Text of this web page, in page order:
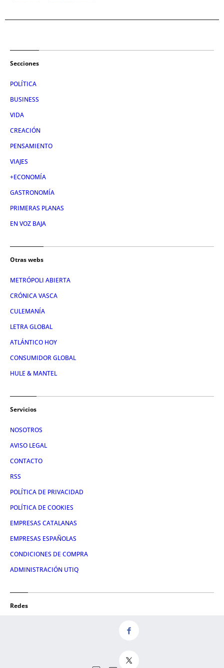
Secciones
POLÍTICA
BUSINESS
VIDA
CREACIÓN
PENSAMIENTO
VIAJES
+ECONOMÍA
GASTRONOMÍA
PRIMERAS PLANAS
EN VOZ BAJA
Otras webs
METRÓPOLI ABIERTA
CRÓNICA VASCA
CULEMANÍA
LETRA GLOBAL
ATLÁNTICO HOY
CONSUMIDOR GLOBAL
HULE & MANTEL
Servicios
NOSOTROS
AVISO LEGAL
CONTACTO
RSS
POLÍTICA DE PRIVACIDAD
POLÍTICA DE COOKIES
EMPRESAS CATALANAS
EMPRESAS ESPAÑOLAS
CONDICIONES DE COMPRA
ADMINISTRACIÓN UTIQ
Redes